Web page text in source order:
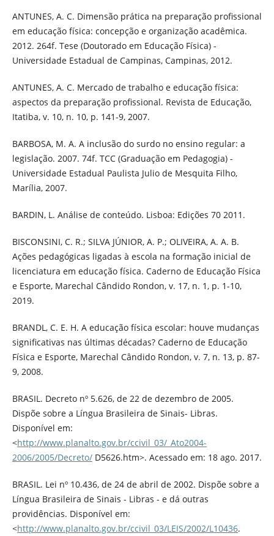
ANTUNES, A. C. Dimensão prática na preparação profissional
em educação física: concepção e organização acadêmica.
2012. 264f. Tese (Doutorado em Educação Física) -
Universidade Estadual de Campinas, Campinas, 2012.
ANTUNES, A. C. Mercado de trabalho e educação física:
aspectos da preparação profissional. Revista de Educação,
Itatiba, v. 10, n. 10, p. 141-9, 2007.
BARBOSA, M. A. A inclusão do surdo no ensino regular: a
legislação. 2007. 74f. TCC (Graduação em Pedagogia) -
Universidade Estadual Paulista Julio de Mesquita Filho,
Marília, 2007.
BARDIN, L. Análise de conteúdo. Lisboa: Edições 70 2011.
BISCONSINI, C. R.; SILVA JÚNIOR, A. P.; OLIVEIRA, A. A. B.
Ações pedagógicas ligadas à escola na formação inicial de
licenciatura em educação física. Caderno de Educação Física
e Esporte, Marechal Cândido Rondon, v. 17, n. 1, p. 1-10,
2019.
BRANDL, C. E. H. A educação física escolar: houve mudanças
significativas nas últimas décadas? Caderno de Educação
Física e Esporte, Marechal Cândido Rondon, v. 7, n. 13, p. 87-
9, 2008.
BRASIL. Decreto nº 5.626, de 22 de dezembro de 2005.
Dispõe sobre a Língua Brasileira de Sinais- Libras.
Disponível em:
<http://www.planalto.gov.br/ccivil_03/_Ato2004-
2006/2005/Decreto/D5626.htm>. Acessado em: 18 ago. 2017.
BRASIL. Lei nº 10.436, de 24 de abril de 2002. Dispõe sobre a
Língua Brasileira de Sinais - Libras - e dá outras
providências. Disponível em:
<http://www.planalto.gov.br/ccivil_03/LEIS/2002/L10436.